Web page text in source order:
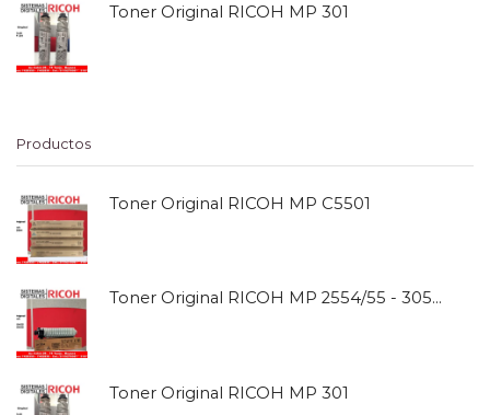
Toner Original RICOH MP 301
Productos
Toner Original RICOH MP C5501
Toner Original RICOH MP 2554/55 - 3054/55
Toner Original RICOH MP 301